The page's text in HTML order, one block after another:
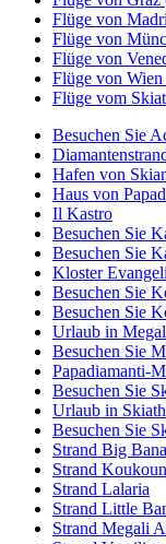
Flüge von
Flüge von
Flüge von
Flüge von
Flüge vom
Besuchen Sie
Hafen von
Haus von
Il Kastro
Besuchen Sie
Besuchen Sie
Kloster
Besuchen Sie
Besuchen Sie
Urlaub in
Besuchen Sie
Papadiamanti-
Besuchen Sie
Urlaub in
Besuchen Sie
Strand Big
Strand
Strand Lalaria
Strand Little
Strand Megali